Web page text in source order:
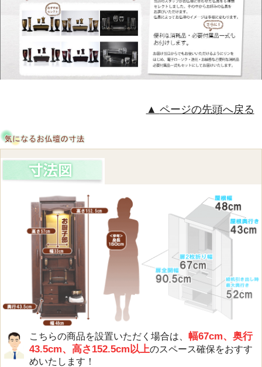
ページの先頭へ戻る
こちらの商品を設置いただく場合は、幅67cm、奥行
43.5cm、高さ152.5cm以上のスペース確保をおすす
めいたします！